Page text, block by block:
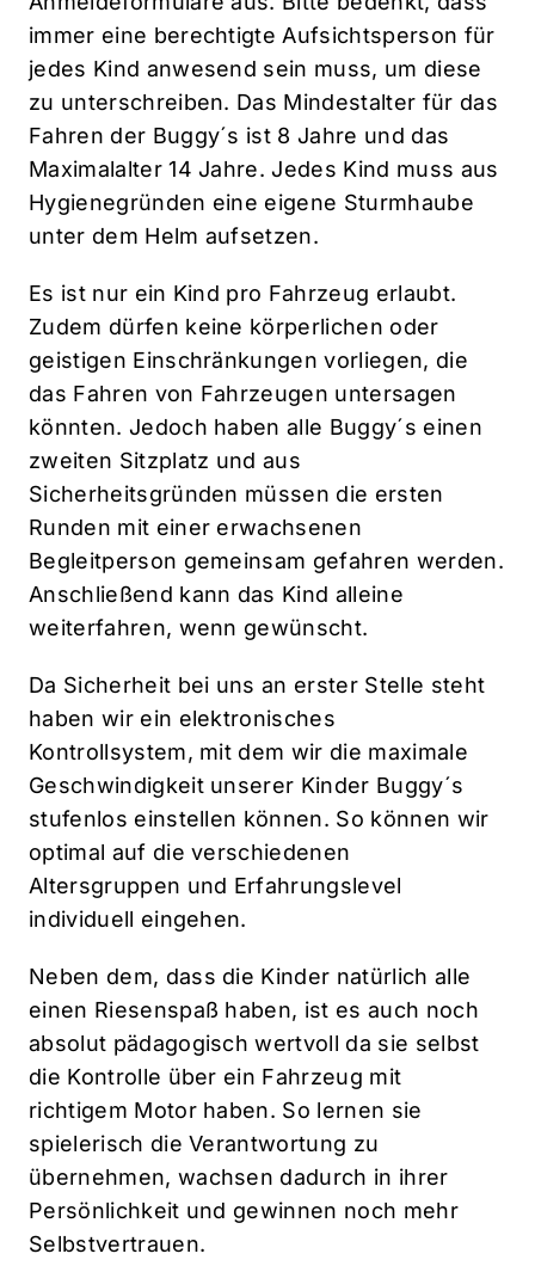
immer eine berechtigte Aufsichtsperson für
jedes Kind anwesend sein muss, um diese
zu unterschreiben. Das Mindestalter für das
Fahren der Buggy´s ist 8 Jahre und das
Maximalalter 14 Jahre. Jedes Kind muss aus
Hygienegründen eine eigene Sturmhaube
unter dem Helm aufsetzen.
Es ist nur ein Kind pro Fahrzeug erlaubt.
Zudem dürfen keine körperlichen oder
geistigen Einschränkungen vorliegen, die
das Fahren von Fahrzeugen untersagen
könnten. Jedoch haben alle Buggy´s einen
zweiten Sitzplatz und aus
Sicherheitsgründen müssen die ersten
Runden mit einer erwachsenen
Begleitperson gemeinsam gefahren werden.
Anschließend kann das Kind alleine
weiterfahren, wenn gewünscht.
Da Sicherheit bei uns an erster Stelle steht
haben wir ein elektronisches
Kontrollsystem, mit dem wir die maximale
Geschwindigkeit unserer Kinder Buggy´s
stufenlos einstellen können. So können wir
optimal auf die verschiedenen
Altersgruppen und Erfahrungslevel
individuell eingehen.
Neben dem, dass die Kinder natürlich alle
einen Riesenspaß haben, ist es auch noch
absolut pädagogisch wertvoll da sie selbst
die Kontrolle über ein Fahrzeug mit
richtigem Motor haben. So lernen sie
spielerisch die Verantwortung zu
übernehmen, wachsen dadurch in ihrer
Persönlichkeit und gewinnen noch mehr
Selbstvertrauen.